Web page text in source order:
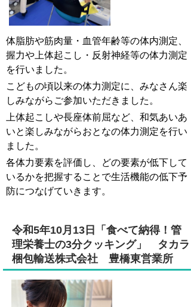
体脂肪や筋肉量・血管年齢等の体内測定、
握力や上体起こし・反射神経等の体力測定
を行いました。
こどもの頃以来の体力測定に、みなさん楽
しみながらご参加いただきました。
上体起こしや長座体前屈など、和気あいあ
いと楽しみながらおとなの体力測定を行い
ました。
各体力要素を評価し、どの要素が低下して
いるかを把握することで生活機能の低下予
防につなげていきます。
令和5年10月13日「 食べて納得！管
理栄養士の3分クッキング」 タカラ
梱包輸送株式会社 豊橋東営業所